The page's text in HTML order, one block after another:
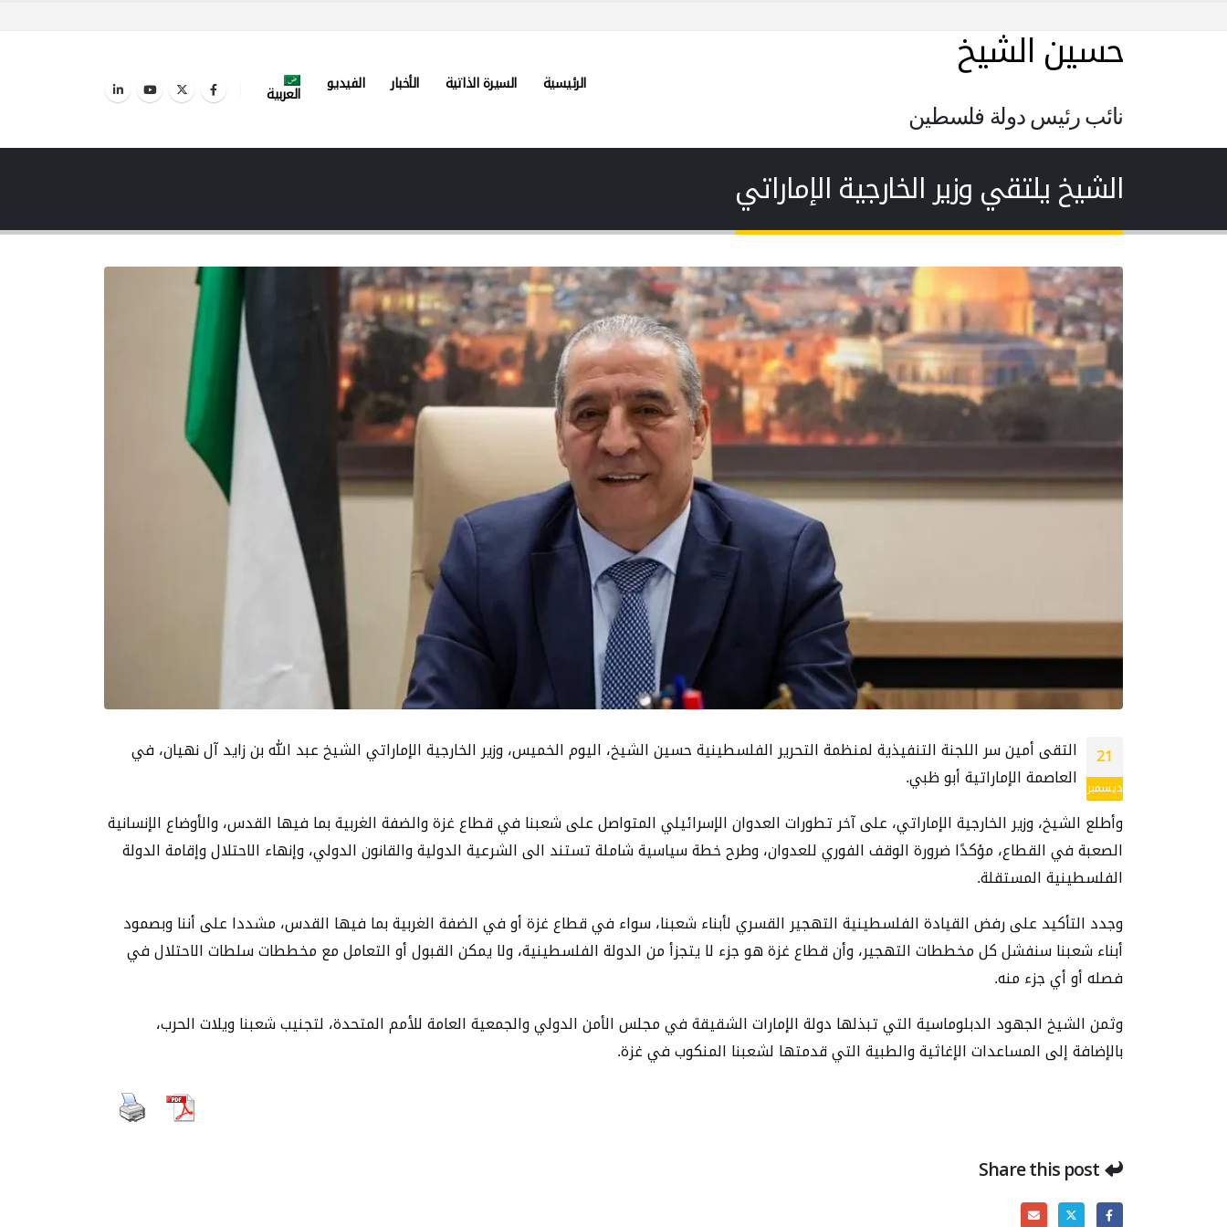
حسين الشيخ
نائب رئيس دولة فلسطين
الرئيسية السيرة الذاتية الأخبار الفيديو العربية
الشيخ يلتقي وزير الخارجية الإماراتي
21
ديسمبر
التقى أمين سر اللجنة التنفيذية لمنظمة التحرير الفلسطينية حسين الشيخ، اليوم الخميس، وزير الخارجية الإماراتي الشيخ عبد الله بن زايد آل نهيان، في
العاصمة الإماراتية أبو ظبي.
وأطلع الشيخ، وزير الخارجية الإماراتي، على آخر تطورات العدوان الإسرائيلي المتواصل على شعبنا في قطاع غزة والضفة الغربية بما فيها القدس، والأوضاع الإنسانية
الصعبة في القطاع، مؤكدًا ضرورة الوقف الفوري للعدوان، وطرح خطة سياسية شاملة تستند الى الشرعية الدولية والقانون الدولي، وإنهاء الاحتلال وإقامة الدولة
الفلسطينية المستقلة.
وجدد التأكيد على رفض القيادة الفلسطينية التهجير القسري لأبناء شعبنا، سواء في قطاع غزة أو في الضفة الغربية بما فيها القدس، مشددا على أننا وبصمود
أبناء شعبنا سنفشل كل مخططات التهجير، وأن قطاع غزة هو جزء لا يتجزأ من الدولة الفلسطينية، ولا يمكن القبول أو التعامل مع مخططات سلطات الاحتلال في
فصله أو أي جزء منه.
وثمن الشيخ الجهود الدبلوماسية التي تبذلها دولة الإمارات الشقيقة في مجلس الأمن الدولي والجمعية العامة للأمم المتحدة، لتجنيب شعبنا ويلات الحرب،
بالإضافة إلى المساعدات الإغاثية والطبية التي قدمتها لشعبنا المنكوب في غزة.
Share this post